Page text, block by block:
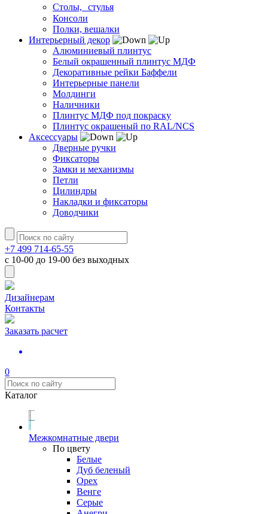
Столы, стулья
Консоли
Полки, вешалки
Интерьерный декор
Алюминиевый плинтус
Белый окрашенный плинтус МДФ
Декоративные рейки Баффели
Интерьерные панели
Молдинги
Наличники
Плинтус МДФ под покраску
Плинтус окрашеный по RAL/NCS
Аксессуары
Дверные ручки
Фиксаторы
Замки и механизмы
Петли
Цилиндры
Накладки и фиксаторы
Доводчики
+7 499 714-65-55
с 10-00 до 19-00 без выходных
Дизайнерам
Контакты
Заказать расчет
0
Каталог
Межкомнатные двери
По цвету
Белые
Дуб беленый
Орех
Венге
Серые